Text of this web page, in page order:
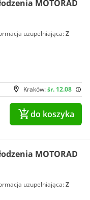
MOTORAD
uzupełniająca:Z
Kraków:śr. 12.08
do koszyka
MOTORAD
uzupełniająca:Z